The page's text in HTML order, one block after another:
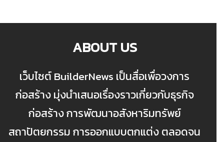
ABOUT US
เว็บไซต์ BuilderNews เป็นสื่อเพื่อวงการ
ก่อสร้าง มุ่งนำเสนอเรื่องราวเกี่ยวกับธุรกิจ
ก่อสร้าง การพัฒนาอสังหาริมทรัพย์
สถาปัตยกรรม การออกแบบตกแต่ง ตลอดจน